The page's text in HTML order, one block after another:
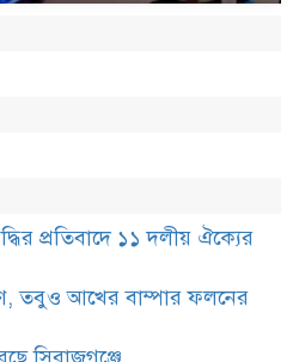
প্রতিবাদে ১১ দলীয় ঐক্যের
তবুও আখের বাম্পার ফলনের